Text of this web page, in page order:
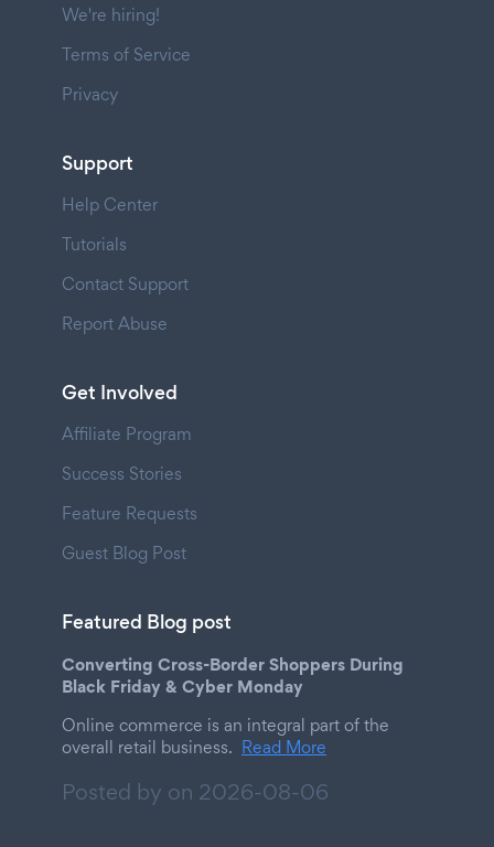
We're hiring!
Terms of Service
Privacy
Support
Help Center
Tutorials
Contact Support
Report Abuse
Get Involved
Affiliate Program
Success Stories
Feature Requests
Guest Blog Post
Featured Blog post
Converting Cross-Border Shoppers During
Black Friday & Cyber Monday
Online commerce is an integral part of the
overall retail business. Read More
Posted by on 2026-08-06